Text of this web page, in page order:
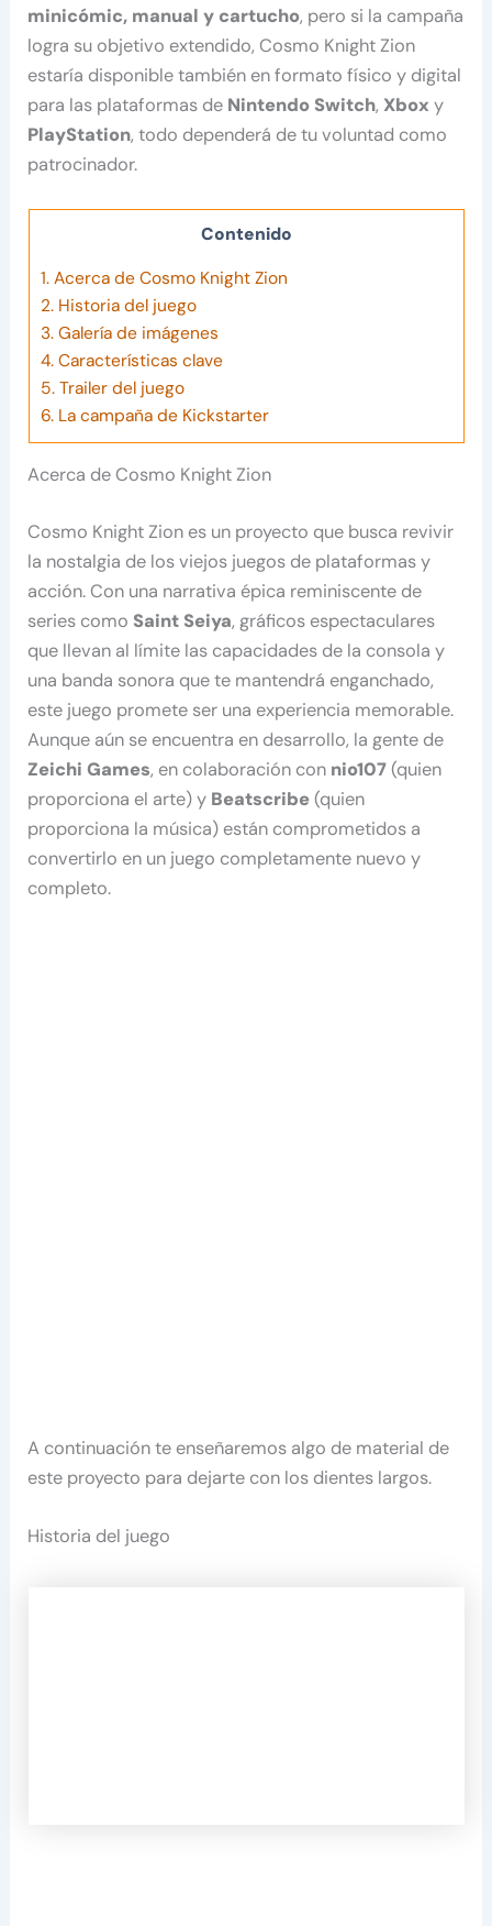
minicómic, manual y cartucho, pero si la campaña
logra su objetivo extendido, Cosmo Knight Zion
estaría disponible también en formato físico y digital
para las plataformas de Nintendo Switch, Xbox y
PlayStation, todo dependerá de tu voluntad como
patrocinador.
Contenido
1.Acerca de Cosmo Knight Zion
2.Historia del juego
3.Galería de imágenes
4.Características clave
5.Trailer del juego
6.La campaña de Kickstarter
Acerca de Cosmo Knight Zion
Cosmo Knight Zion es un proyecto que busca revivir
la nostalgia de los viejos juegos de plataformas y
acción. Con una narrativa épica reminiscente de
series como Saint Seiya, gráficos espectaculares
que llevan al límite las capacidades de la consola y
una banda sonora que te mantendrá enganchado,
este juego promete ser una experiencia memorable.
Aunque aún se encuentra en desarrollo, la gente de
Zeichi Games, en colaboración con nio107(quien
proporciona el arte) y Beatscribe(quien
proporciona la música) están comprometidos a
convertirlo en un juego completamente nuevo y
completo.
A continuación te enseñaremos algo de material de
este proyecto para dejarte con los dientes largos.
Historia del juego